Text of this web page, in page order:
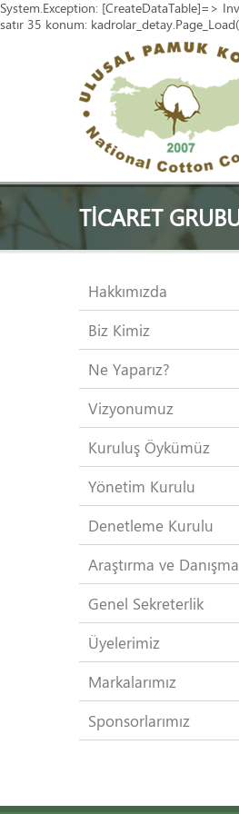
System.Exception: [CreateDataTable]=>
satır 35 konum:
TICARET
Hakkımızda
Biz Kimiz
Ne Yaparız?
Vizyonumuz
Kuruluş Öykümüz
Yönetim Kurulu
Denetleme Kurulu
Araştırma ve
Genel Sekreterlik
Üyelerimiz
Markalarımız
Sponsorlarımız